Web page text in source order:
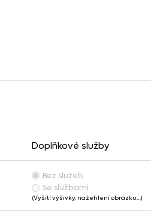
Doplňkové služby
Bez služeb
Se službami
(Vyšití výšivky, nažehlení obrázku…)